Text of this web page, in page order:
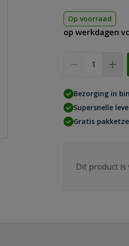
Op voorraad
op werkdagen
Bezorging in
Supersnelle
Gratis
Dit product is